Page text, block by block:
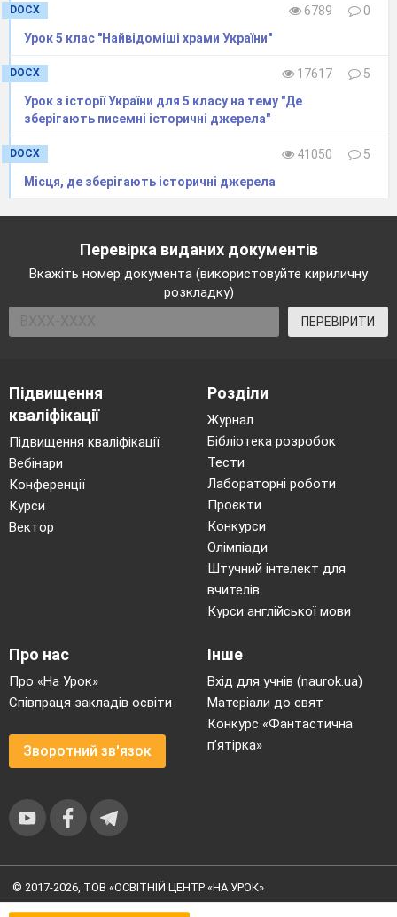
DOCX 6789
0
Урок 5 клас "Найвідоміші храми України"
DOCX 17617
5
Урок з історії України для 5 класу на тему "Де
зберігають писемні історичні джерела"
DOCX 41050
5
Місця, де зберігають історичні джерела
Перевірка виданих документів
Вкажіть номер документа (використовуйте кириличну
розкладку)
ПЕРЕВІРИТИ
Підвищення
кваліфікації
Підвищення кваліфікації
Вебінари
Конференції
Курси
Вектор
Розділи
Журнал
Бібліотека розробок
Тести
Лабораторні роботи
Проєкти
Конкурси
Олімпіади
Штучний інтелект для
вчителів
Курси англійської мови
Про нас
Про «На Урок»
Співпраця закладів освіти
Зворотний зв'язок
Інше
Вхід для учнів (naurok.ua)
Матеріали до свят
Конкурс «Фантастична
п’ятірка»
© 2017-2026, ТОВ «ОСВІТНІЙ ЦЕНТР «НА УРОК»